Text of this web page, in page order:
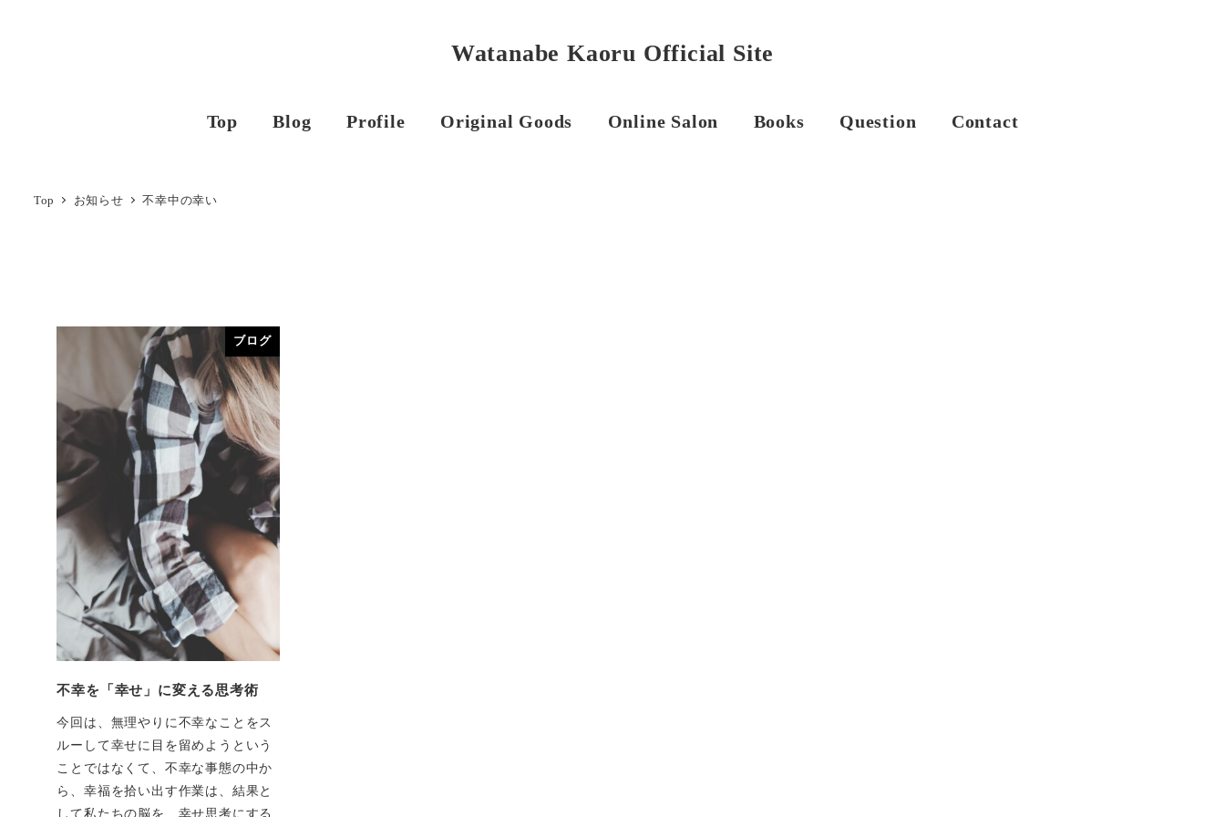
Watanabe Kaoru Official Site
Top Blog Profile Original Goods Online Salon Books Question Contact
Top お知らせ 不幸中の幸い
ブログ
不幸を「幸せ」に変える思考術
今回は、無理やりに不幸なことをス
ルーして幸せに目を留めようという
ことではなくて、不幸な事態の中か
ら、幸福を拾い出す作業は、結果と
して私たちの脳を、幸せ思考にする